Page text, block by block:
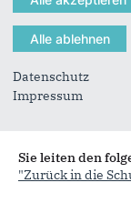
Sie leiten den
"Zurück in die
Datenschutz
Impressum